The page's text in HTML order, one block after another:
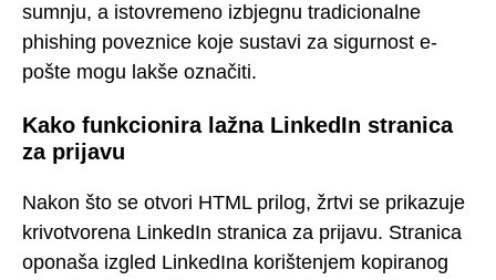
sumnju, a istovremeno izbjegnu tradicionalne
phishing poveznice koje sustavi za sigurnost e-
pošte mogu lakše označiti.
Kako funkcionira lažna LinkedIn stranica
za prijavu
Nakon što se otvori HTML prilog, žrtvi se prikazuje
krivotvorena LinkedIn stranica za prijavu. Stranica
oponaša izgled LinkedIna korištenjem kopiranog